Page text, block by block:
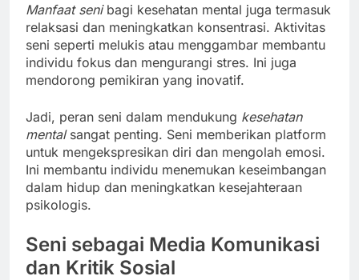
Manfaat senibagi kesehatan mental juga termasuk
relaksasi dan meningkatkan konsentrasi. Aktivitas
seni seperti melukis atau menggambar membantu
individu fokus dan mengurangi stres. Ini juga
mendorong pemikiran yang inovatif.
Jadi, peran seni dalam mendukung kesehatan
mentalsangat penting. Seni memberikan platform
untuk mengekspresikan diri dan mengolah emosi.
Ini membantu individu menemukan keseimbangan
dalam hidup dan meningkatkan kesejahteraan
psikologis.
Seni sebagai Media Komunikasi
dan Kritik Sosial